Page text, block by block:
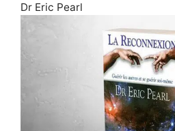
Dr Eric Pearl